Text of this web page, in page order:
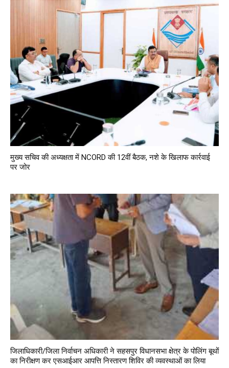
मुख्य सचिव की अध्यक्षता में NCORD की 12वीं बैठक, नशे के खिलाफ कार्रवाई
पर जोर
जिलाधिकारी/जिला निर्वाचन अधिकारी ने सहसपुर विधानसभा क्षेत्र के पोलिंग बूथों
का निरीक्षण कर एसआईआर आपत्ति निस्तारण शिविर की व्यवस्थाओं का लिया